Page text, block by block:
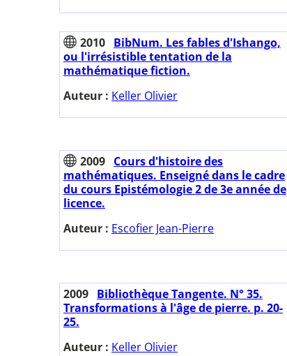
2010 BibNum. Les fables d'Ishango,
ou l'irrésistible tentation de la
mathématique fiction.
Auteur : Keller Olivier
2009 Cours d'histoire des
mathématiques. Enseigné dans le cadre
du cours Epistémologie 2 de 3e année de
licence.
Auteur : Escofier Jean-Pierre
2009 Bibliothèque Tangente. N° 35.
Transformations à l'âge de pierre. p. 20-
25.
Auteur : Keller Olivier